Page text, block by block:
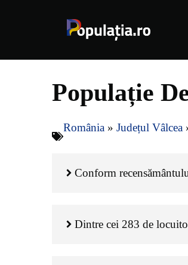
Populație
România » Județul Vâlcea
Conform
Dintre cei 283 de